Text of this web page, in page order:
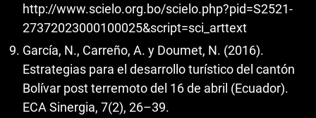
http://www.scielo.org.bo/scielo.php?pid=S2521-
27372023000100025&script=sci_arttext
García, N., Carreño, A. y Doumet, N. (2016).
Estrategias para el desarrollo turístico del cantón
Bolívar post terremoto del 16 de abril (Ecuador).
ECA Sinergia, 7(2), 26–39.